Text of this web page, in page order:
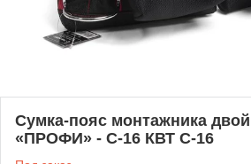
Cумка-пояс монтажника
«ПРОФИ» - С-16 КВТ С-16